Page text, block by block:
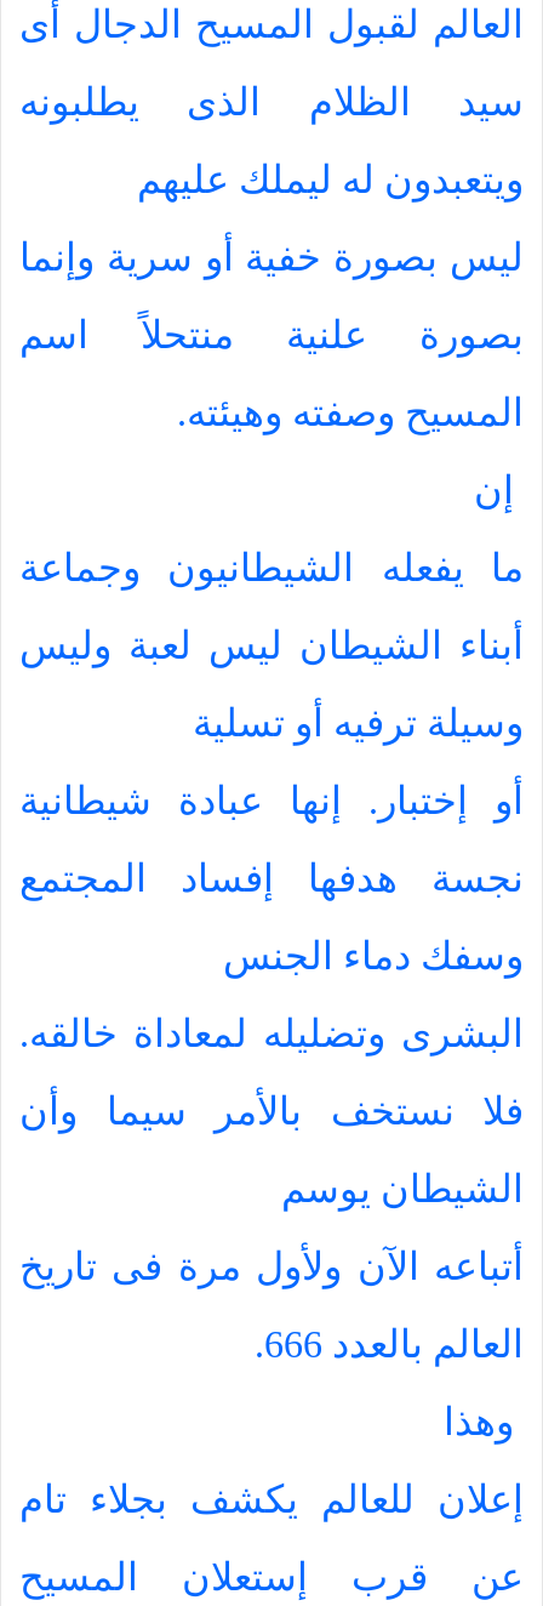
العالم لقبول المسيح الدجال أى
سيد الظلام الذى يطلبونه
ويتعبدون له ليملك عليهم
ليس بصورة خفية أو سرية وإنما
بصورة علنية منتحلاً اسم
المسيح وصفته وهيئته.
إن
ما يفعله الشيطانيون وجماعة
أبناء الشيطان ليس لعبة وليس
وسيلة ترفيه أو تسلية
أو إختبار. إنها عبادة شيطانية
نجسة هدفها إفساد المجتمع
وسفك دماء الجنس
البشرى وتضليله لمعاداة خالقه.
فلا نستخف بالأمر سيما وأن
الشيطان يوسم
أتباعه الآن ولأول مرة فى تاريخ
العالم بالعدد 666.
وهذا
إعلان للعالم يكشف بجلاء تام
عن قرب إستعلان المسيح